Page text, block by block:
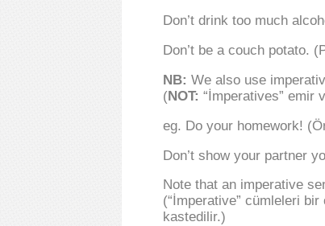
Don’t drink too much
Don’t be a couch potato.
NB: We also use
(NOT: “İmperatives” emir
eg. Do your homework!
Don’t show your partner
Note that an imperative
(“İmperative” cümleleri
kastedilir.)